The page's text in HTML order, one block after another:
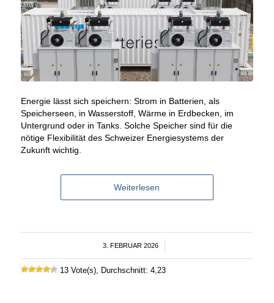
Energie lässt sich speichern: Strom in Batterien, als
Speicherseen, in Wasserstoff, Wärme in Erdbecken, im
Untergrund oder in Tanks. Solche Speicher sind für die
nötige Flexibilität des Schweizer Energiesystems der
Zukunft wichtig.
Weiterlesen
3. FEBRUAR 2026
/
13 Vote(s), Durchschnitt: 4,23